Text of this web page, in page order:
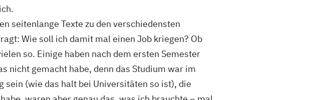
seitenlange Texte zu den verschiedensten
Wie soll ich damit mal einen Job kriegen? Ob
so. Einige haben nach dem ersten Semester
nicht gemacht habe, denn das Studium war im
(wie das halt bei Universitäten so ist), die